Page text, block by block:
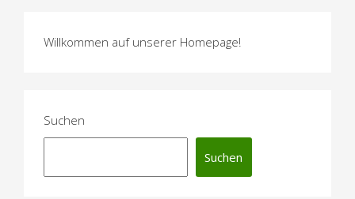
Willkommen auf unserer Homepage!
Suchen
Suchen